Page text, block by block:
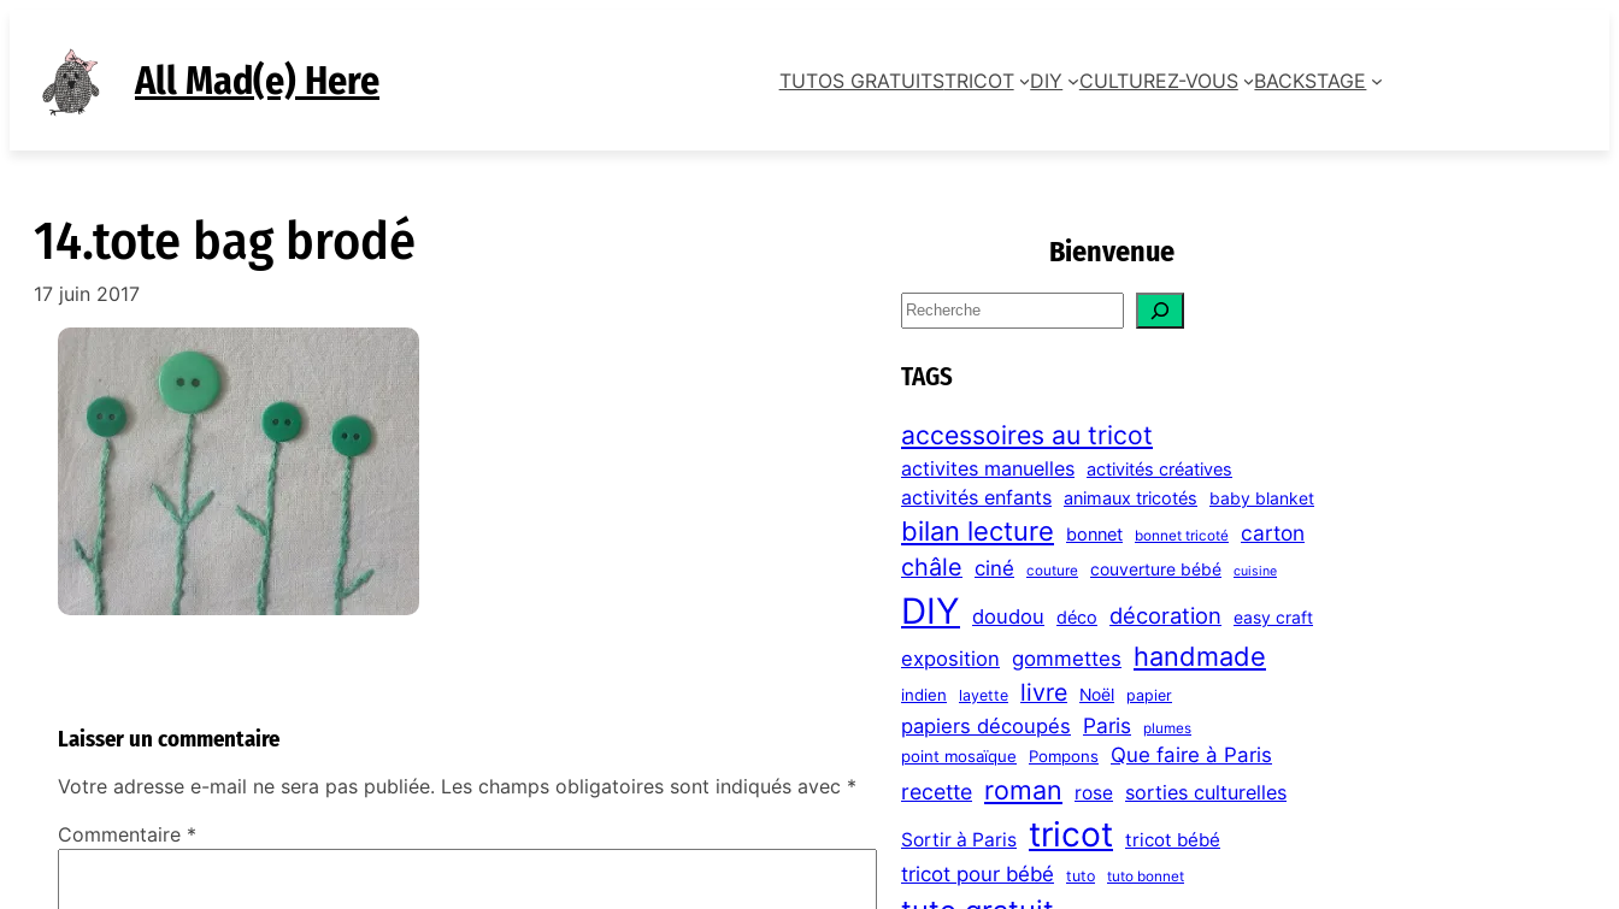
contenu
All Mad(e) Here TUTOS GRATUITSTRICOT DIY CULTUREZ-VOUS BACKSTAGE
14.tote bag brodé
17 juin 2017
Laisser un commentaire
Votre adresse e-mail ne sera pas publiée. Les champs obligatoires sont indiqués avec *
Commentaire *
Bienvenue
S
e
a
r
h
TAGS
accessoires au tricot
activites manuelles activités créatives
activités enfants animaux tricotés baby blanket
bilan lecture bonnet bonnet tricoté carton
châle ciné couture couverture bébé cuisine
DIY doudou déco décoration easy craft
exposition gommettes handmade
indien layette livre Noël papier
papiers découpés Paris plumes
point mosaïque Pompons Que faire à Paris
recette roman rose sorties culturelles
Sortir à Paris tricot tricot bébé
tricot pour bébé tuto tuto bonnet